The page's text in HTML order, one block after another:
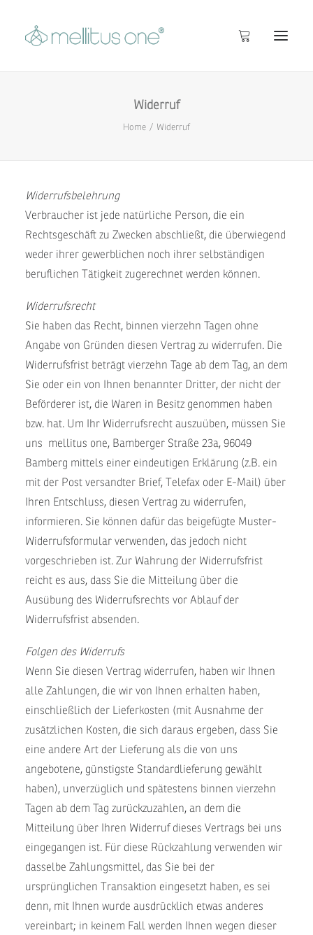
Widerruf
Home Widerruf
Widerrufsbelehrung
Verbraucher ist jede natürliche Person, die ein
Rechtsgeschäft zu Zwecken abschließt, die überwiegend
weder ihrer gewerblichen noch ihrer selbständigen
beruflichen Tätigkeit zugerechnet werden können.
Widerrufsrecht
Sie haben das Recht, binnen vierzehn Tagen ohne
Angabe von Gründen diesen Vertrag zu widerrufen. Die
Widerrufsfrist beträgt vierzehn Tage ab dem Tag, an dem
Sie oder ein von Ihnen benannter Dritter, der nicht der
Beförderer ist, die Waren in Besitz genommen haben
bzw. hat. Um Ihr Widerrufsrecht auszuüben, müssen Sie
uns mellitus one, Bamberger Straße 23a, 96049
Bamberg mittels einer eindeutigen Erklärung (z.B. ein
mit der Post versandter Brief, Telefax oder E-Mail) über
Ihren Entschluss, diesen Vertrag zu widerrufen,
informieren. Sie können dafür das beigefügte Muster-
Widerrufsformular verwenden, das jedoch nicht
vorgeschrieben ist. Zur Wahrung der Widerrufsfrist
reicht es aus, dass Sie die Mitteilung über die
Ausübung des Widerrufsrechts vor Ablauf der
Widerrufsfrist absenden.
Folgen des Widerrufs
Wenn Sie diesen Vertrag widerrufen, haben wir Ihnen
alle Zahlungen, die wir von Ihnen erhalten haben,
einschließlich der Lieferkosten (mit Ausnahme der
zusätzlichen Kosten, die sich daraus ergeben, dass Sie
eine andere Art der Lieferung als die von uns
angebotene, günstigste Standardlieferung gewählt
haben), unverzüglich und spätestens binnen vierzehn
Tagen ab dem Tag zurückzuzahlen, an dem die
Mitteilung über Ihren Widerruf dieses Vertrags bei uns
eingegangen ist. Für diese Rückzahlung verwenden wir
dasselbe Zahlungsmittel, das Sie bei der
ursprünglichen Transaktion eingesetzt haben, es sei
denn, mit Ihnen wurde ausdrücklich etwas anderes
vereinbart; in keinem Fall werden Ihnen wegen dieser